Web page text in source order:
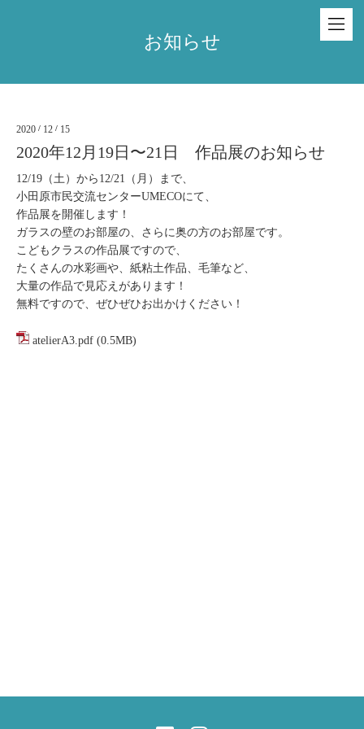
お知らせ
2020 / 12 / 15
2020年12月19日〜21日 作品展のお知らせ
12/19（土）から12/21（月）まで、
小田原市民交流センターUMECOにて、
作品展を開催します！
ガラスの壁のお部屋の、さらに奥の方のお部屋です。
こどもクラスの作品展ですので、
たくさんの水彩画や、紙粘土作品、毛筆など、
大量の作品で見応えがあります！
無料ですので、ぜひぜひお出かけください！
atelierA3.pdf (0.5MB)